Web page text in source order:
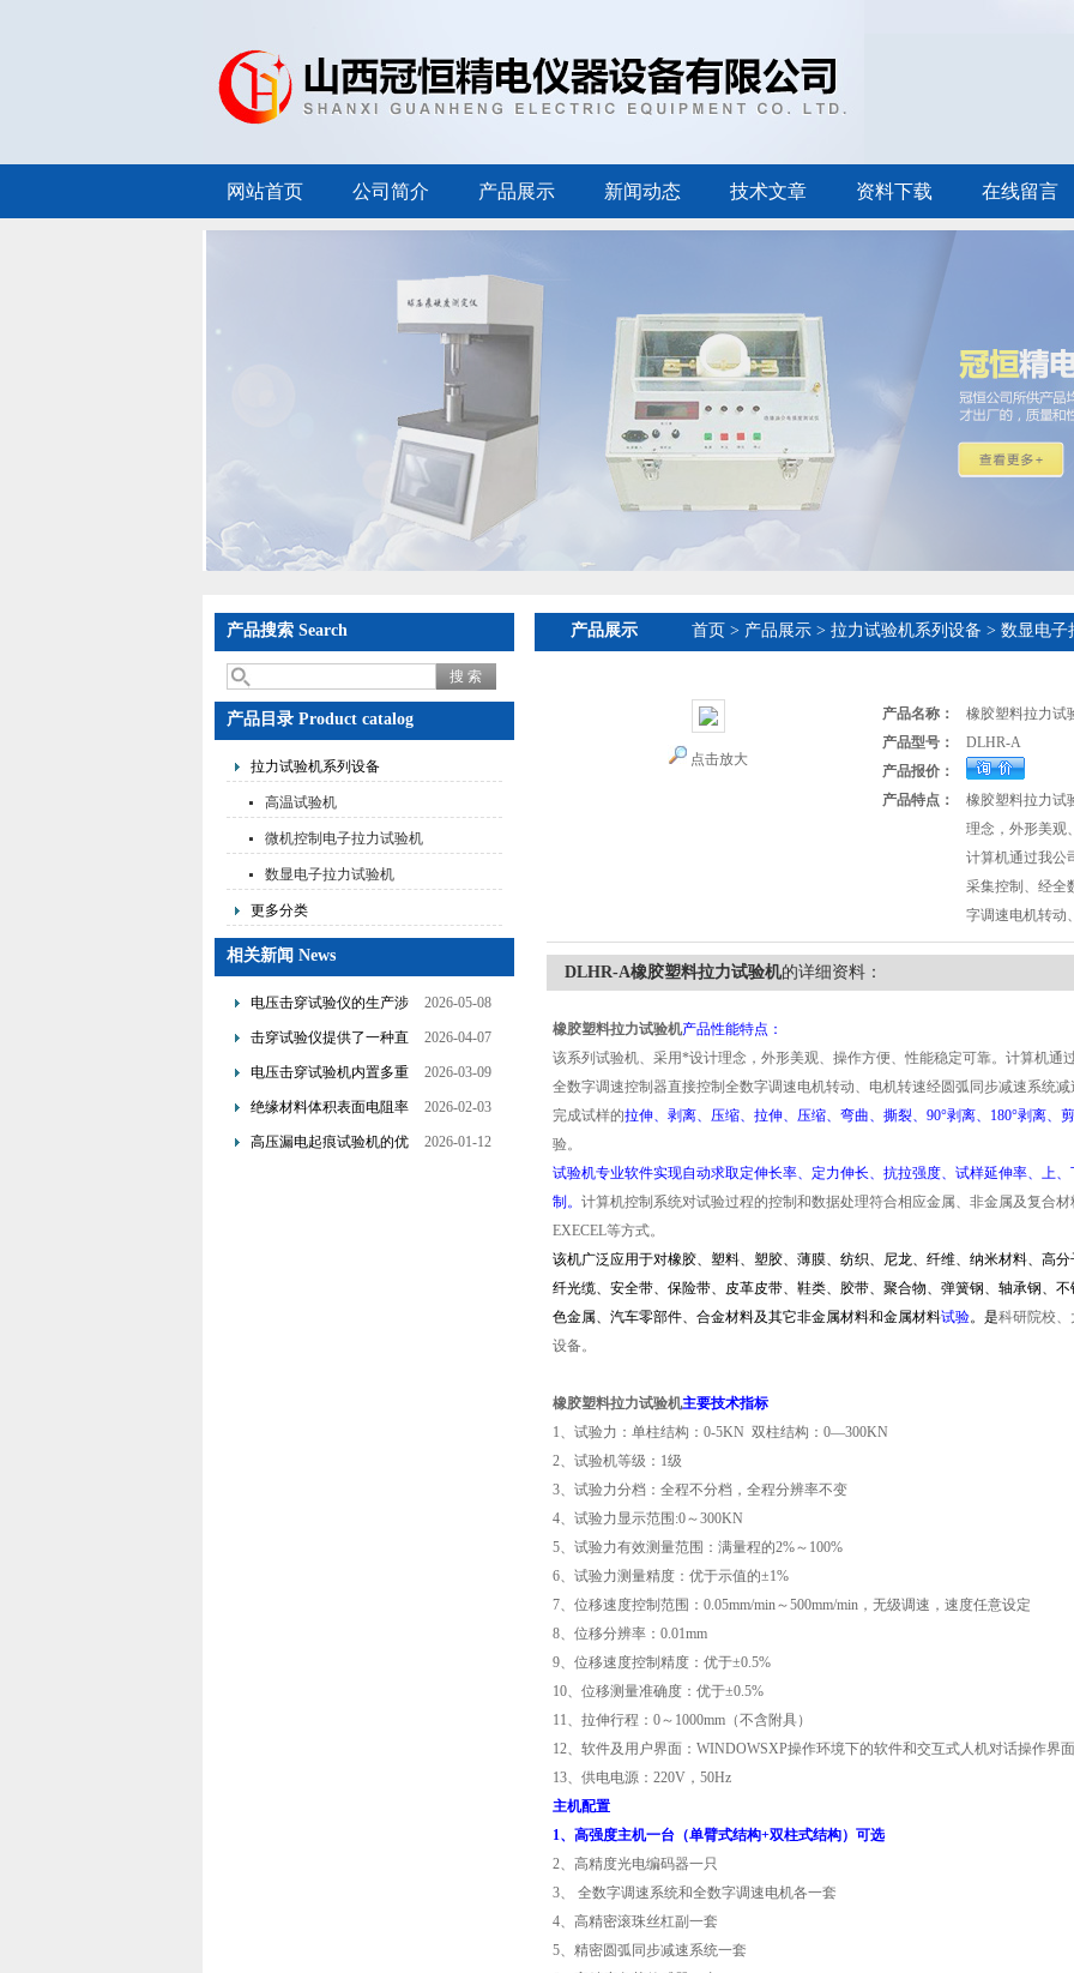
网站首页 公司简介 产品展示 新闻动态 技术文章 资料下载 在线留言
产品搜索 Search
产品目录 Product catalog
拉力试验机系列设备
高温试验机
微机控制电子拉力试验机
数显电子拉力试验机
更多分类
相关新闻 News
电压击穿试验仪的生产涉
及了多个技术领域的整合
2026-05-08
击穿试验仪提供了一种直
观且量化的评估手段
2026-04-07
电压击穿试验机内置多重
保护机制可避免操作风险
2026-03-09
绝缘材料体积表面电阻率
测试仪是基于欧姆定律设
2026-02-03
高压漏电起痕试验机的优
2026-01-12
产品展示 首页 > 产品展示> 拉力试验机系列设备 > 数显电子
点击放大
产品名称：
橡胶塑料拉力试
产品型号：
DLHR-A
产品报价：
产品特点：
橡胶塑料拉力试
理念，外形美观
计算机通过我公
采集控制、经全
字调速电机转动
DLHR-A橡胶塑料拉力试验机的详细资料：
橡胶塑料拉力试验机产品性能特点：
该系列试验机、采用*设计理念，外形美观、操作方便、性能稳定可靠。计算机通
全数字调速控制器直接控制全数字调速电机转动、电机转速经圆弧同步减速系统
完成试样的拉伸、剥离、压缩、 拉伸、压缩、弯曲、撕裂、90°剥离、180°剥离、
验。
试验机专业软件实现自动求取定伸长率、定力伸长、抗拉强度、试样延伸率、上
制。 计算机控制系统对试验过程的控制和数据处理符合相应金属、非金属及复合
EXECEL等方式。
该机广泛应用于对橡胶、塑料、塑胶、薄膜、纺织、尼龙、纤维、纳米材料、高
纤光缆、安全带、保险带、皮革皮带、鞋类、胶带、聚合物、弹簧钢、轴承钢、
色金属、汽车零部件、合金材料及其它非金属材料和金属材料试验。 是科研院校
设备。
橡胶塑料拉力试验机主要技术指标
1、试验力：单柱结构：0-5KN 双柱结构：0—300KN
2、试验机等级：1级
3、试验力分档：全程不分档，全程分辨率不变
4、试验力显示范围:0～300KN
5、试验力有效测量范围：满量程的2%～100%
6、试验力测量精度：优于示值的±1%
7、位移速度控制范围：0.05mm/min～500mm/min，无级调速，速度任意设定
8、位移分辨率：0.01mm
9、位移速度控制精度：优于±0.5%
10、位移测量准确度：优于±0.5%
11、拉伸行程：0～1000mm（不含附具）
12、软件及用户界面：WINDOWSXP操作环境下的软件和交互式人机对话操作界面
13、供电电源：220V，50Hz
主机配置
1、高强度主机一台（单臂式结构+双柱式结构）可选
2、 高精度光电编码器一只
3、 全数字调速系统和全数字调速电机各一套
4、 高精密滚珠丝杠副一套
5、 精密圆弧同步减速系统一套